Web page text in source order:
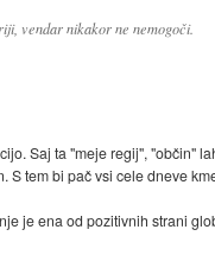
vendar nikakor ne nemogoči.
Saj ta "meje regij", "občin"
S tem bi pač vsi cele dneve
je ena od pozitivnih strani